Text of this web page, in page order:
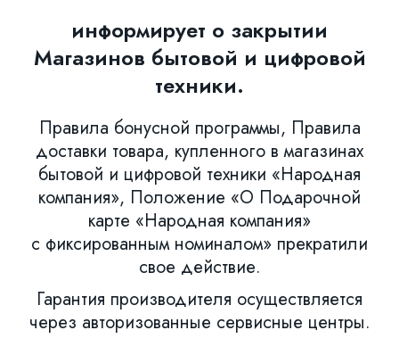
информирует о закрытии
Магазинов бытовой и цифровой
техники.
Правила бонусной программы, Правила
доставки товара, купленного в магазинах
бытовой и цифровой техники «Народная
компания», Положение «О Подарочной
карте «Народная компания»
с фиксированным номиналом» прекратили
свое действие.
Гарантия производителя осуществляется
через авторизованные сервисные центры.